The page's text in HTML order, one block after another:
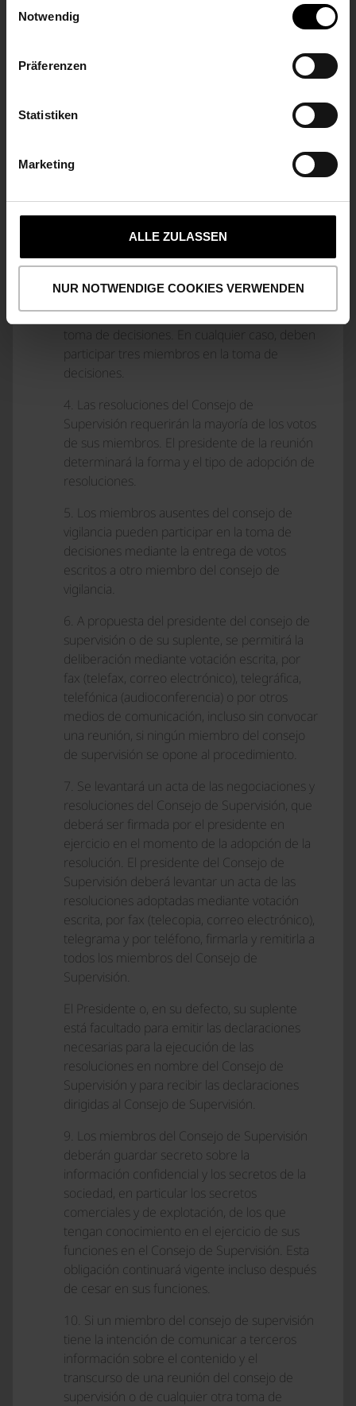
Notwendig
Präferenzen
Statistiken
Marketing
ALLE ZULASSEN
NUR NOTWENDIGE COOKIES VERWENDEN
de la reunión. La convocatoria se realizará con
una antelación de dos semanas e incluirá la
especificación de los puntos del orden del día
convocatoria podrá realizarse por escrito, por
de Vigilancia recaerá en el Presidente del
3. El Consejo de Supervisión estará habilitado
mitad de los miembros que lo componen en
total según estos estatutos participan en la
toma de decisiones. En cualquier caso, deben
participar tres miembros en la toma de
decisiones.
4. Las resoluciones del Consejo de
Supervisión requerirán la mayoría de los votos
de sus miembros. El presidente de la reunión
determinará la forma y el tipo de adopción de
resoluciones.
5. Los miembros ausentes del consejo de
vigilancia pueden participar en la toma de
decisiones mediante la entrega de votos
escritos a otro miembro del consejo de
vigilancia.
6. A propuesta del presidente del consejo de
supervisión o de su suplente, se permitirá la
deliberación mediante votación escrita, por
fax (telefax, correo electrónico), telegráfica,
telefónica (audioconferencia) o por otros
medios de comunicación, incluso sin convocar
una reunión, si ningún miembro del consejo
de supervisión se opone al procedimiento.
7. Se levantará un acta de las negociaciones y
resoluciones del Consejo de Supervisión, que
deberá ser firmada por el presidente en
ejercicio en el momento de la adopción de la
resolución. El presidente del Consejo de
Supervisión deberá levantar un acta de las
resoluciones adoptadas mediante votación
escrita, por fax (telecopia, correo electrónico),
telegrama y por teléfono, firmarla y remitirla a
todos los miembros del Consejo de
Supervisión.
El Presidente o, en su defecto, su suplente
está facultado para emitir las declaraciones
necesarias para la ejecución de las
resoluciones en nombre del Consejo de
Supervisión y para recibir las declaraciones
dirigidas al Consejo de Supervisión.
9. Los miembros del Consejo de Supervisión
deberán guardar secreto sobre la
información confidencial y los secretos de la
sociedad, en particular los secretos
comerciales y de explotación, de los que
tengan conocimiento en el ejercicio de sus
funciones en el Consejo de Supervisión. Esta
obligación continuará vigente incluso después
de cesar en sus funciones.
10. Si un miembro del consejo de supervisión
tiene la intención de comunicar a terceros
información sobre el contenido y el
transcurso de una reunión del consejo de
supervisión o de cualquier otra toma de